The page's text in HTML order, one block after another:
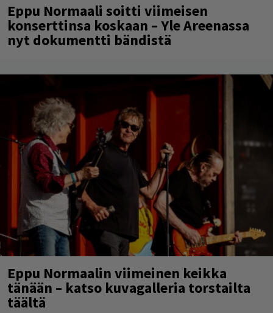
Eppu Normaali soitti viimeisen
konserttinsa koskaan – Yle Areenassa
nyt dokumentti bändistä
Eppu Normaalin viimeinen keikka
tänään – katso kuvagalleria torstailta
täältä